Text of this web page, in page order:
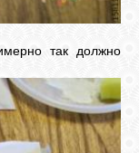
так должно